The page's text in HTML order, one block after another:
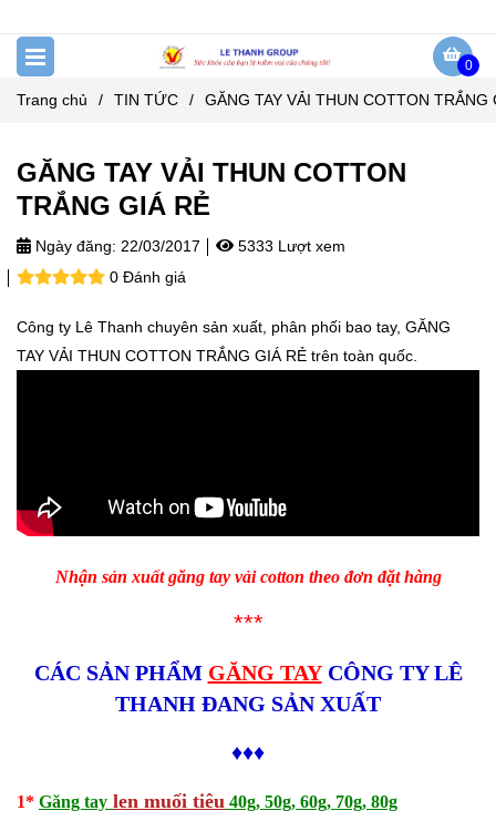
0
Trang chủ / TIN TỨC / GĂNG TAY VẢI THUN COTTON TRẮNG
GĂNG TAY VẢI THUN COTTON
TRẮNG GIÁ RẺ
Ngày đăng: 22/03/2017
5333 Lượt xem
0 Đánh giá
Công ty Lê Thanh chuyên sản xuất, phân phối bao tay, GĂNG
TAY VẢI THUN COTTON TRẮNG GIÁ RẺ trên toàn quốc.
Nhận sản xuất găng tay vải cotton theo đơn đặt hàng
***
CÁC SẢN PHẨM GĂNG TAYCÔNG TY LÊ
THANH ĐANG SẢN XUẤT
♦♦♦
1* Găng tay len muối tiêu 40g, 50g, 60g, 70g, 80g